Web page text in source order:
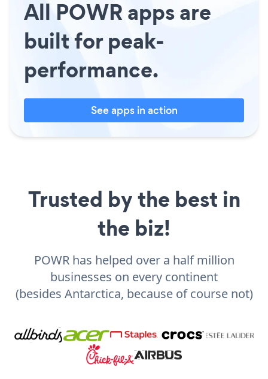
All POWR apps are
built for peak-
performance.
See apps in action
Trusted by the best in
the biz!
POWR has helped over a half million
businesses on every continent
(besides Antarctica, because of course not)